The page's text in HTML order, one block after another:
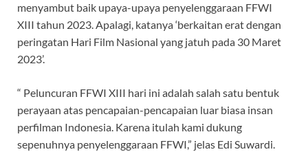
menyambut baik upaya-upaya penyelenggaraan FFWI
XIII tahun 2023. Apalagi, katanya ‘berkaitan erat dengan
peringatan Hari Film Nasional yang jatuh pada 30 Maret
2023’.
“ Peluncuran FFWI XIII hari ini adalah salah satu bentuk
perayaan atas pencapaian-pencapaian luar biasa insan
perfilman Indonesia. Karena itulah kami dukung
sepenuhnya penyelenggaraan FFWI,” jelas Edi Suwardi.